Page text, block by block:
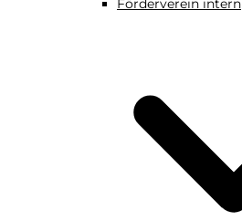
Förderverein intern